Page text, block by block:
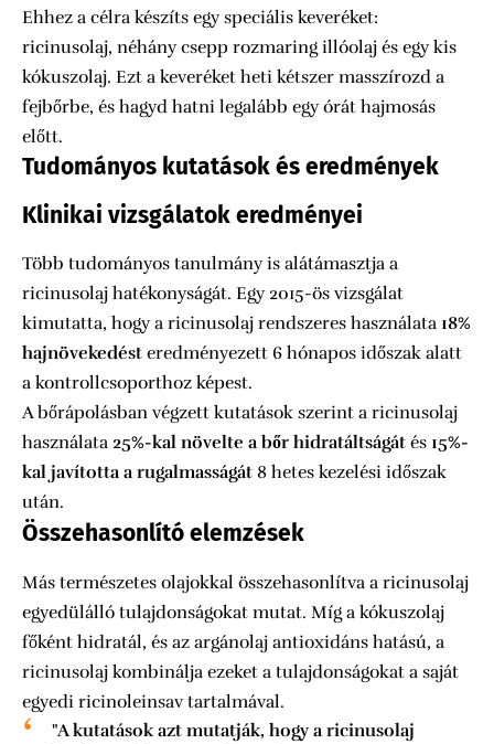
Ehhez a célra készíts egy speciális keveréket:
ricinusolaj, néhány csepp rozmaring illóolaj és egy kis
kókuszolaj. Ezt a keveréket heti kétszer masszírozd a
fejbőrbe, és hagyd hatni legalább egy órát hajmosás
előtt.
Tudományos kutatások és eredmények
Klinikai vizsgálatok eredményei
Több tudományos tanulmány is alátámasztja a
ricinusolaj hatékonyságát. Egy 2015-ös vizsgálat
kimutatta, hogy a ricinusolaj rendszeres használata 18%
hajnövekedést eredményezett 6 hónapos időszak alatt
a kontrollcsoporthoz képest.
A bőrápolásban végzett kutatások szerint a ricinusolaj
használata 25%-kal növelte a bőr hidratáltságát és 15%-
kal javította a rugalmasságát 8 hetes kezelési időszak
után.
Összehasonlító elemzések
Más természetes olajokkal összehasonlítva a ricinusolaj
egyedülálló tulajdonságokat mutat. Míg a kókuszolaj
főként hidratál, és az argánolaj antioxidáns hatású, a
ricinusolaj kombinálja ezeket a tulajdonságokat a saját
egyedi ricinoleinsav tartalmával.
"A kutatások azt mutatják, hogy a ricinusolaj